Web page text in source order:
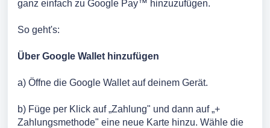
ganz einfach zu Google Pay™ hinzuzufügen.
So geht's:
Über Google Wallet hinzufügen
a) Öffne die Google Wallet auf deinem Gerät.
b) Füge per Klick auf „Zahlung" und dann auf „+
Zahlungsmethode" eine neue Karte hinzu. Wähle die